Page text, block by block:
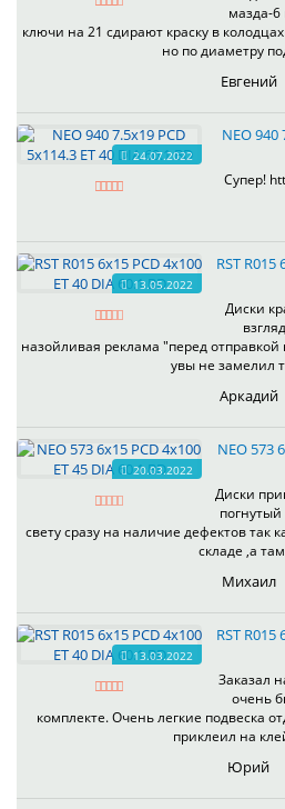
мазда-
ключи на 21 сдирают краску в
но по диаметру
Евгений
24.07.2022
NEO 940
Супер!
13.05.2022
RST R015
Диски
назойливая реклама "перед
увы не замелил
Аркадий
20.03.2022
NEO 573
Диски
свету сразу на наличие дефектов так
складе ,а
Михаил
13.03.2022
RST R015
Заказал
очень
комплекте. Очень легкие подвеска
приклеил на
Юрий